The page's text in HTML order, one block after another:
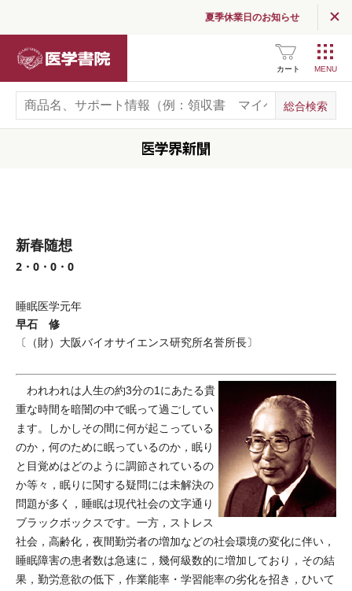
夏季休業日のお知らせ
カート
新春随想
2・0・0・0
睡眠医学元年
早石 修
〔（財）大阪バイオサイエンス研究所名誉所長〕
われわれは人生の約3分の1にあたる貴
重な時間を暗闇の中で眠って過ごしてい
ます。しかしその間に何が起こっている
のか，何のために眠っているのか，眠り
と目覚めはどのように調節されているの
か等々，眠りに関する疑問には未解決の
問題が多く，睡眠は現代社会の文字通り
ブラックボックスです。一方，ストレス
社会，高齢化，夜間勤労者の増加などの社会環境の変化に伴い，
睡眠障害の患者数は急速に，幾何級数的に増加しており，その結
果，勤労意欲の低下，作業能率・学習能率の劣化を招き，ひいて